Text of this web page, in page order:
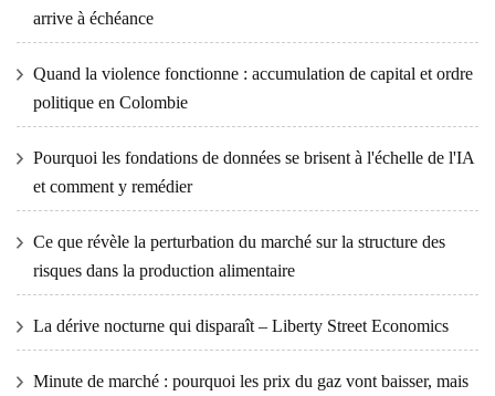
arrive à échéance
Quand la violence fonctionne : accumulation de capital et ordre
politique en Colombie
Pourquoi les fondations de données se brisent à l'échelle de l'IA
et comment y remédier
Ce que révèle la perturbation du marché sur la structure des
risques dans la production alimentaire
La dérive nocturne qui disparaît – Liberty Street Economics
Minute de marché : pourquoi les prix du gaz vont baisser, mais